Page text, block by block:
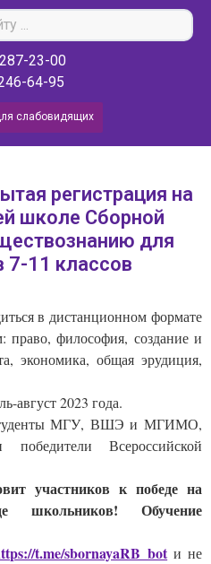
23-00
64-95
слабовидящих
регистрация на
школе Сборной
для
7-11 классов
философия, создание и
экономика, общая эрудиция,
август 2023 года.
МГУ, ВШЭ и МГИМО,
Всероссийской
школьников! Обучение
t.me/sbornayaRB_bot и не